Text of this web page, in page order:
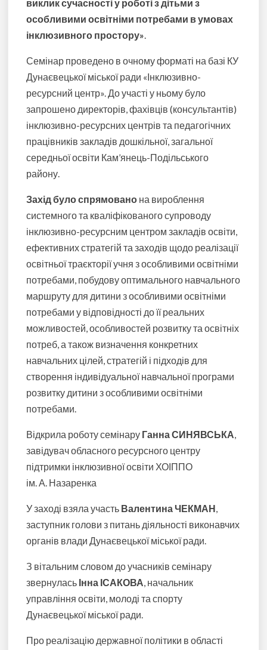
виклик сучасності у роботі з дітьми з
особливими освітніми потребами в умовах
інклюзивного простору».
Семінар проведено в очному форматі на базі КУ
Дунаєвецької міської ради «Інклюзивно-
ресурсний центр». До участі у ньому було
запрошено директорів, фахівців (консультантів)
інклюзивно-ресурсних центрів та педагогічних
працівників закладів дошкільної, загальної
середньої освіти Кам’янець-Подільського
району.
Захід було спрямовано на вироблення
системного та кваліфікованого супроводу
інклюзивно-ресурсним центром закладів освіти,
ефективних стратегій та заходів щодо реалізації
освітньої траєкторії учня з особливими освітніми
потребами, побудову оптимального навчального
маршруту для дитини з особливими освітніми
потребами у відповідності до її реальних
можливостей, особливостей розвитку та освітніх
потреб, а також визначення конкретних
навчальних цілей, стратегій і підходів для
створення індивідуальної навчальної програми
розвитку дитини з особливими освітніми
потребами.
Відкрила роботу семінару Ганна СИНЯВСЬКА,
завідувач обласного ресурсного центру
підтримки інклюзивної освіти ХОІППО
ім. А. Назаренка
У заході взяла участь Валентина ЧЕКМАН,
заступник голови з питань діяльності виконавчих
органів влади Дунаєвецької міської ради.
З вітальним словом до учасників семінару
звернулась Інна ІСАКОВА, начальник
управління освіти, молоді та спорту
Дунаєвецької міської ради.
Про реалізацію державної політики в області